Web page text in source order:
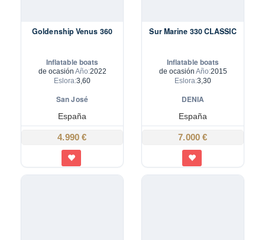
Goldenship Venus 360
Inflatable boats
de ocasión Año:2022
Eslora:3,60
San José
España
4.990 €
Sur Marine 330 CLASSIC
Inflatable boats
de ocasión Año:2015
Eslora:3,30
DENIA
España
7.000 €